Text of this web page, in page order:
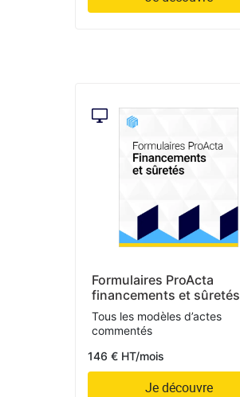
Formulaires ProActa
financements et sûretés
Tous les modèles d’actes
commentés
146 € HT/mois
Je découvre